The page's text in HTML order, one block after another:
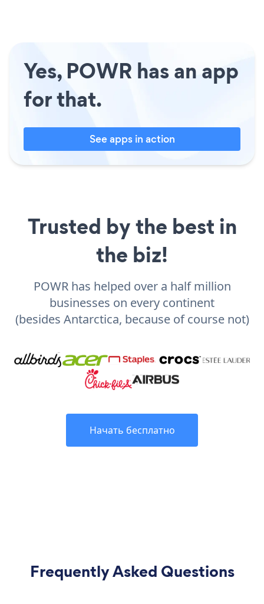
Yes, POWR has an app
for that.
See apps in action
Trusted by the best in
the biz!
POWR has helped over a half million
businesses on every continent
(besides Antarctica, because of course not)
Начать бесплатно
Frequently Asked Questions